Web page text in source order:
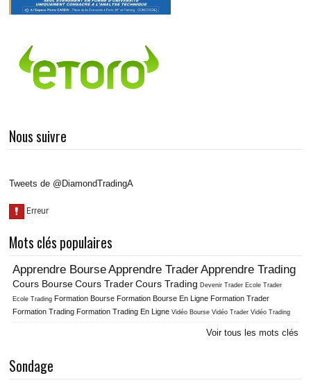
Nous suivre
Tweets de @DiamondTradingA
Mots clés populaires
Apprendre BourseApprendre TraderApprendre Trading
Cours Bourse Cours Trader Cours Trading Devenir Trader Ecole Trader
Ecole Trading Formation Bourse Formation Bourse En Ligne Formation Trader
Formation Trading Formation Trading En Ligne Vidéo Bourse Vidéo Trader Vidéo Trading
Voir tous les mots clés
Sondage